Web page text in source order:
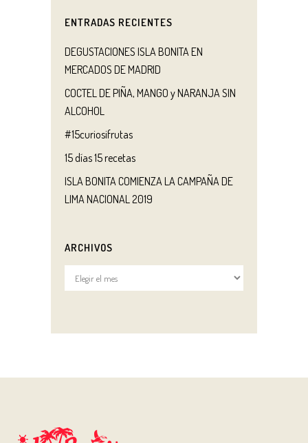
ENTRADAS RECIENTES
DEGUSTACIONES ISLA BONITA EN
MERCADOS DE MADRID
COCTEL DE PIÑA, MANGO y NARANJA SIN
ALCOHOL
#15curiosifrutas
15 días 15 recetas
ISLA BONITA COMIENZA LA CAMPAÑA DE
LIMA NACIONAL 2019
ARCHIVOS
Archivos